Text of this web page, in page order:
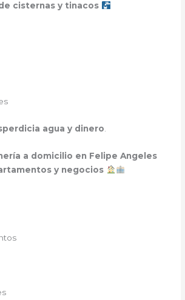
cisternas y tinacos
agua y dinero
a domicilio en Felipe Angeles
y negocios